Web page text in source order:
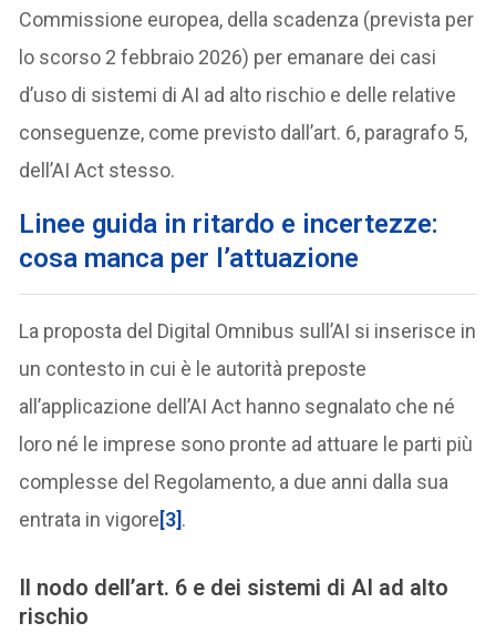
Commissione europea, della scadenza (prevista per
lo scorso 2 febbraio 2026) per emanare dei casi
d’uso di sistemi di AI ad alto rischio e delle relative
conseguenze, come previsto dall’art. 6, paragrafo 5,
dell’AI Act stesso.
Linee guida in ritardo e incertezze:
cosa manca per l’attuazione
La proposta del Digital Omnibus sull’AI si inserisce in
un contesto in cui è le autorità preposte
all’applicazione dell’AI Act hanno segnalato che né
loro né le imprese sono pronte ad attuare le parti più
complesse del Regolamento, a due anni dalla sua
entrata in vigore[3].
Il nodo dell’art. 6 e dei sistemi di AI ad alto
rischio